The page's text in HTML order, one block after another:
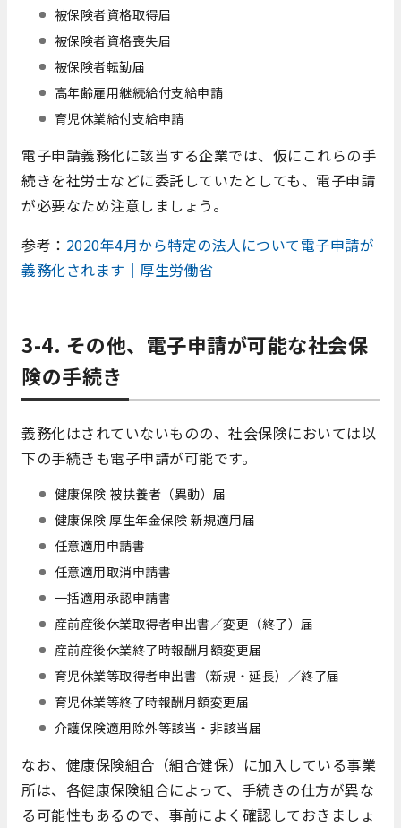
被保険者資格取得届
被保険者資格喪失届
被保険者転勤届
高年齢雇用継続給付支給申請
育児休業給付支給申請
電子申請義務化に該当する企業では、仮にこれらの手
続きを社労士などに委託していたとしても、電子申請
が必要なため注意しましょう。
参考： 2020年4月から特定の法人について電子申請が
義務化されます｜厚生労働省
3-4. その他、電子申請が可能な社会保
険の手続き
義務化はされていないものの、社会保険においては以
下の手続きも電子申請が可能です。
健康保険 被扶養者（異動）届
健康保険 厚生年金保険 新規適用届
任意適用申請書
任意適用取消申請書
一括適用承認申請書
産前産後休業取得者申出書／変更（終了）届
産前産後休業終了時報酬月額変更届
育児休業等取得者申出書（新規・延⾧）／終了届
育児休業等終了時報酬月額変更届
介護保険適用除外等該当・非該当届
なお、健康保険組合（組合健保）に加入している事業
所は、各健康保険組合によって、手続きの仕方が異な
る可能性もあるので、事前によく確認しておきましょ